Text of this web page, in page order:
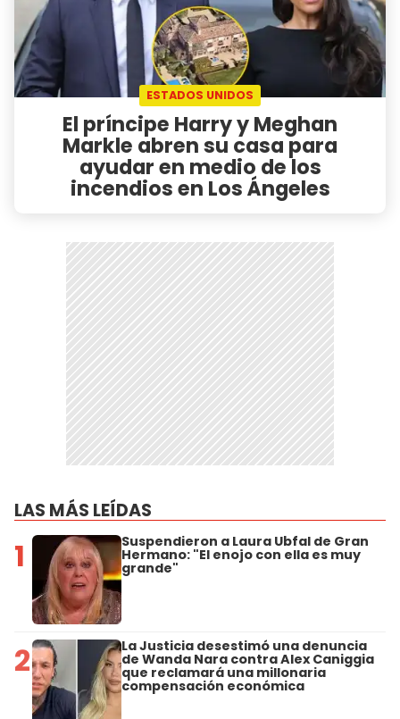
ESTADOS UNIDOS
El príncipe Harry y Meghan
Markle abren su casa para
ayudar en medio de los
incendios en Los Ángeles
LAS MÁS LEÍDAS
1 Suspendieron a Laura Ubfal de Gran
Hermano: "El enojo con ella es muy
grande"
2 La Justicia desestimó una denuncia
de Wanda Nara contra Alex Caniggia
que reclamará una millonaria
compensación económica